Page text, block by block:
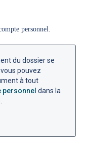
personnel.
du dossier se
pouvez
à tout
personnel dans la